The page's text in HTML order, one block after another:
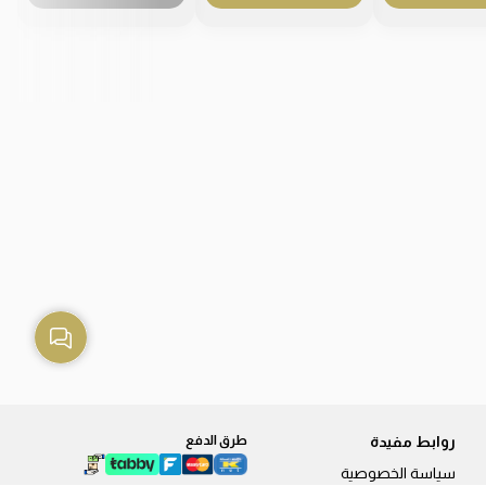
روابط مفيدة
سياسة الخصوصية
طرق الدفع